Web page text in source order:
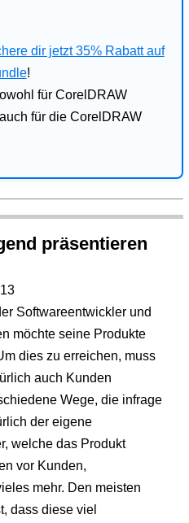
dir jetzt 35% Rabatt auf
!
für CorelDRAW
für die CorelDRAW
präsentieren
Softwareentwickler und
möchte seine Produkte
dies zu erreichen, muss
auch Kunden
Wege, die infrage
der eigene
welche das Produkt
vor Kunden,
mehr. Den meisten
dass diese viel